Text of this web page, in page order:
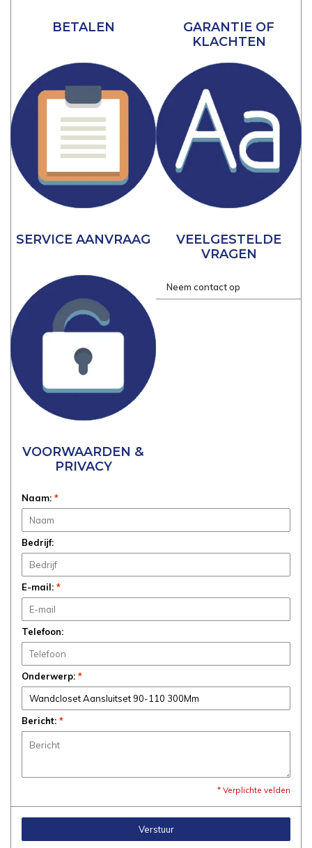
BETALEN
GARANTIE OF
KLACHTEN
SERVICE AANVRAAG
VEELGESTELDE
VRAGEN
VOORWAARDEN &
PRIVACY
Neem contact op
Naam: *
Bedrijf:
E-mail: *
Telefoon:
Onderwerp: *
Bericht: *
* Verplichte velden
Verstuur